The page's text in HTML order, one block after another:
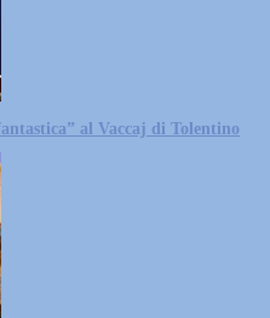
al Vaccaj di Tolentino